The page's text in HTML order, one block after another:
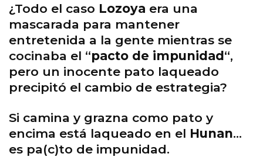
¿Todo el caso Lozoya era una
mascarada para mantener
entretenida a la gente mientras se
cocinaba el “pacto de impunidad“,
pero un inocente pato laqueado
precipitó el cambio de estrategia?
Si camina y grazna como pato y
encima está laqueado en el Hunan…
es pa(c)to de impunidad.